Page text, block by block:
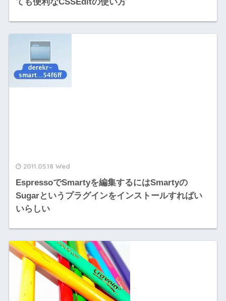
2011.05.18 Wed
EspressoでSmartyを編集するにはSmartyの
Sugarというプラグインをインストールすればい
いらしい